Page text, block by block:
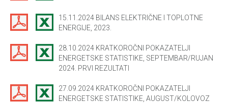
15.11.2024 BILANS ELEKTRIČNE I TOPLOTNE
ENERGIJE, 2023.
28.10.2024 KRATKOROČNI POKAZATELJI
ENERGETSKE STATISTIKE, SEPTEMBAR/RUJAN
2024. PRVI REZULTATI
27.09.2024 KRATKOROČNI POKAZATELJI
ENERGETSKE STATISTIKE, AUGUST/KOLOVOZ